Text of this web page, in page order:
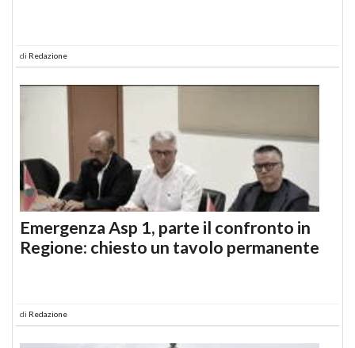
di Redazione
Emergenza Asp 1, parte il confronto in
Regione: chiesto un tavolo permanente
di Redazione